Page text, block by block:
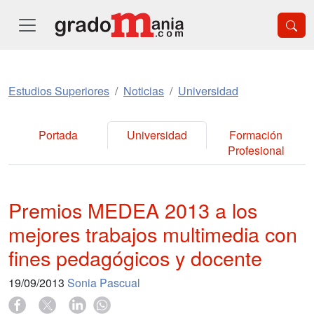
Estudios Superiores Noticias Universidad
Portada Universidad
Formación
Profesional
Premios MEDEA 2013 a los
mejores trabajos multimedia con
fines pedagógicos y docente
19/09/2013 Sonia Pascual